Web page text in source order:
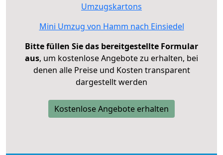
Umzugskartons
Mini Umzug von Hamm nach Einsiedel
Bitte füllen Sie das bereitgestellte Formular
aus, um kostenlose Angebote zu erhalten, bei
denen alle Preise und Kosten transparent
dargestellt werden
Kostenlose Angebote erhalten